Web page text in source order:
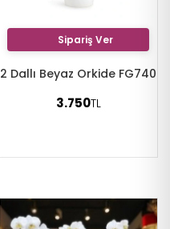
Sipariş Ver
2 Dallı Beyaz Orkide FG740
3.750TL